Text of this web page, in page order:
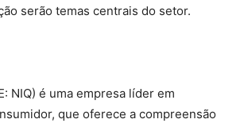
serão temas centrais do setor.
NIQ) é uma empresa líder em
que oferece a compreensão